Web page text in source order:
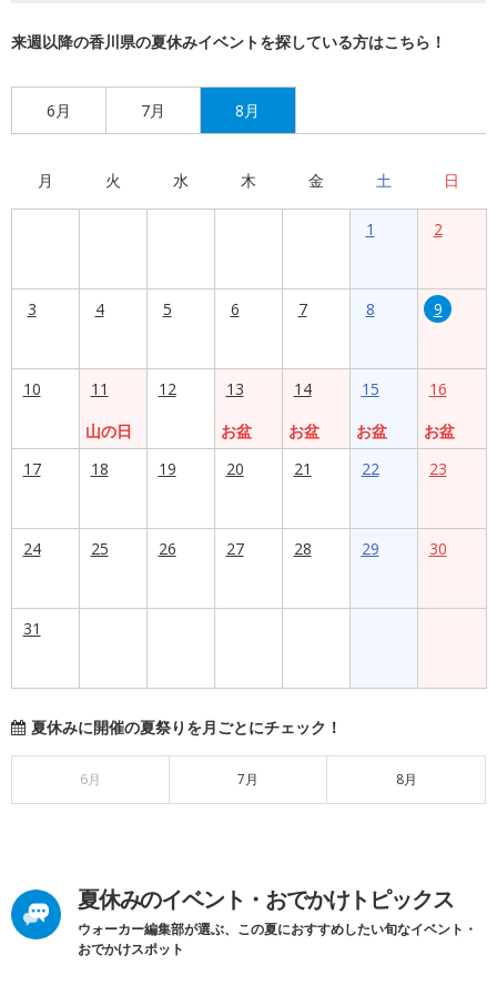
来週以降の香川県の夏休みイベントを探している方はこちら！
6月 7月 8月
月 火 水 木 金 土 日
1 2
3 4 5 6 7 8 9
10
11
山の日
12
13
お盆
14
お盆
15
お盆
16
お盆
17
18 19 20 21 22 23
24 25 26 27 28 29 30
31
夏休みに開催の夏祭りを月ごとにチェック！
6月 7月 8月
夏休みのイベント・おでかけトピックス
ウォーカー編集部が選ぶ、この夏におすすめしたい旬なイベント・
おでかけスポット